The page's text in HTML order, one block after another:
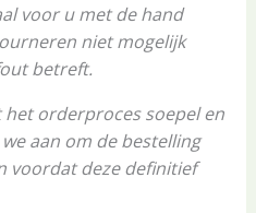
voor u met de hand
niet mogelijk
betreft.
orderproces soepel en
aan om de bestelling
voordat deze definitief